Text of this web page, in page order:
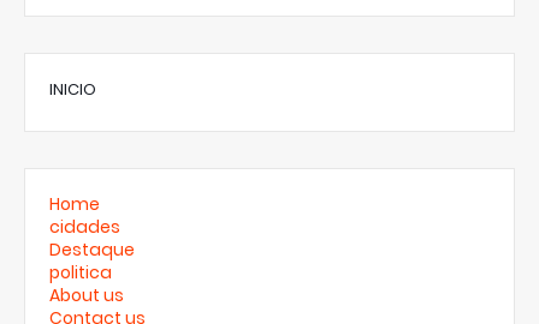
INICIO
Home
cidades
Destaque
politica
About us
Contact us